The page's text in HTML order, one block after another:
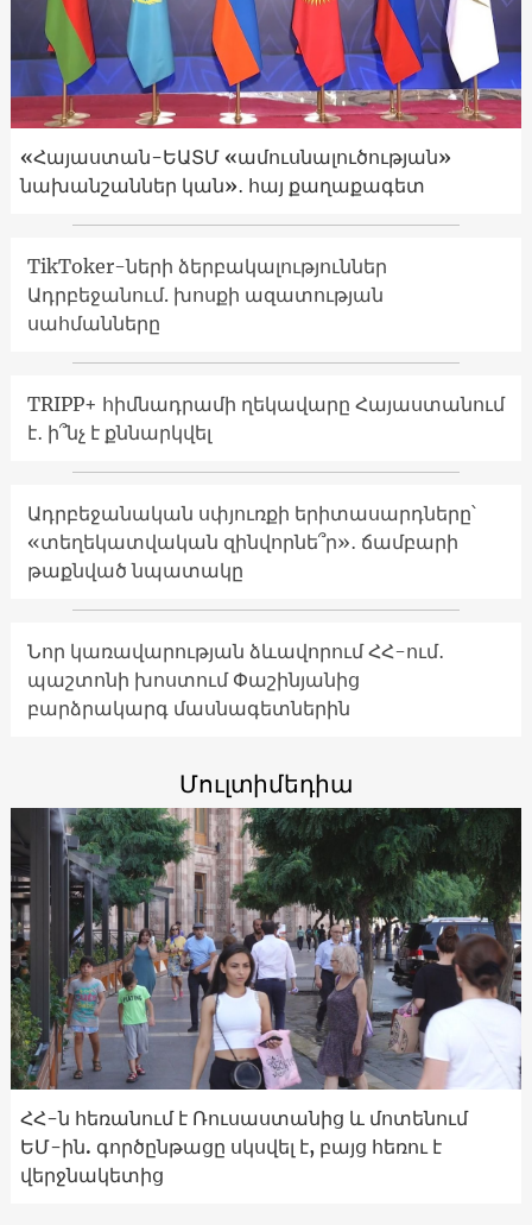
«Հայաստան-ԵԱՏՄ «ամուսնալուծության»
նախանշաններ կան»․ հայ քաղաքագետ
TikToker-ների ձերբակալություններ
Ադրբեջանում. խոսքի ազատության
սահմանները
TRIPP+ հիմնադրամի ղեկավարը Հայաստանում
է․ ի՞նչ է քննարկվել
Ադրբեջանական սփյուռքի երիտասարդները՝
«տեղեկատվական զինվորնե՞ր»․ ճամբարի
թաքնված նպատակը
Նոր կառավարության ձևավորում ՀՀ-ում․
պաշտոնի խոստում Փաշինյանից
բարձրակարգ մասնագետներին
Մուլտիմեդիա
ՀՀ-ն հեռանում է Ռուսաստանից և մոտենում
ԵՄ-ին. գործընթացը սկսվել է, բայց հեռու է
վերջնակետից